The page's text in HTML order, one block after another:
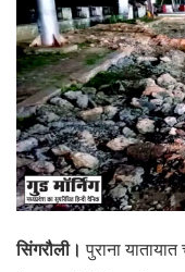
सिंगरौली।पुराना